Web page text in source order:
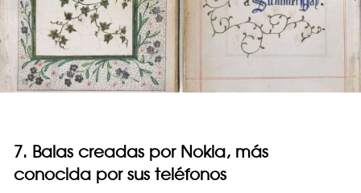
7. Balas creadas por Nokia, más
conocida por sus teléfonos